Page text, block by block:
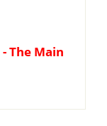
The Main